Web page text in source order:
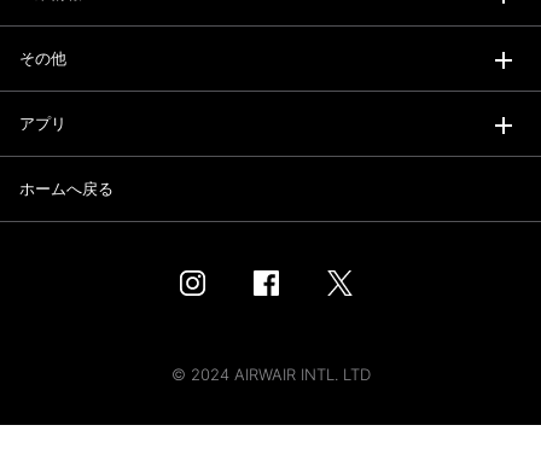
その他
アプリ
ホームへ戻る
© 2024 AIRWAIR INTL. LTD